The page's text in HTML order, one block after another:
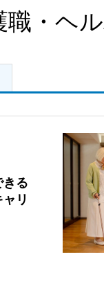
職・ヘ
きる
リ